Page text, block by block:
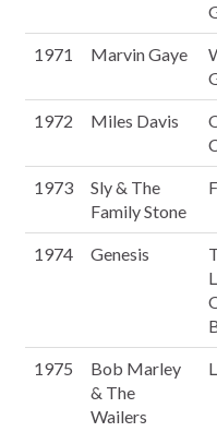
1971 Marvin Gaye
1972 Miles Davis
1973
Sly & The
Family Stone
1974 Genesis
1975
Bob Marley
& The
Wailers